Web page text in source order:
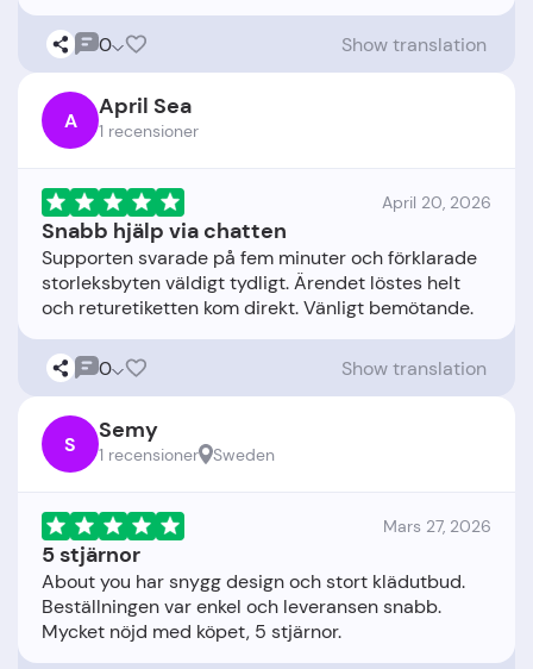
0 Show translation
A April Sea
1 recensioner
April 20, 2026
Snabb hjälp via chatten
Supporten svarade på fem minuter och förklarade
storleksbyten väldigt tydligt. Ärendet löstes helt
0 Show translation
S Semy
1 recensioner Sweden
Mars 27, 2026
5 stjärnor
About you har snygg design och stort klädutbud.
Beställningen var enkel och leveransen snabb.